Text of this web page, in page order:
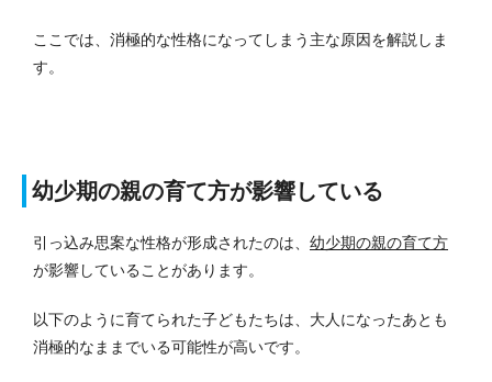
ここでは、消極的な性格になってしまう主な原因を解説しま
す。
幼少期の親の育て方が影響している
引っ込み思案な性格が形成されたのは、 幼少期の親の育て方
が影響していることがあります。
以下のように育てられた子どもたちは、大人になったあとも
消極的なままでいる可能性が高いです。